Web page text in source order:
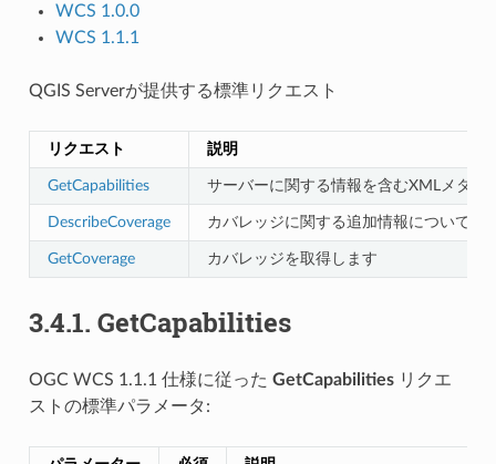
WCS 1.0.0
WCS 1.1.1
QGIS Serverが提供する標準リクエスト
リクエスト 説明
GetCapabilities サーバーに関する情報を含むXMLメタデ
DescribeCoverage カバレッジに関する追加情報についての
GetCoverage カバレッジを取得します
3.4.1. GetCapabilities
OGC WCS 1.1.1 仕様に従った GetCapabilitiesリクエ
ストの標準パラメータ: